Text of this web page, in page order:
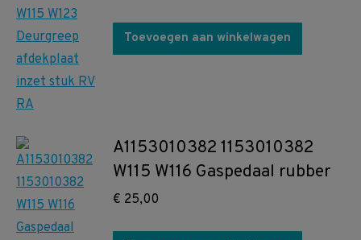
Toevoegen aan winkelwagen
A1153010382 1153010382
W115 W116 Gaspedaal rubber
€ 25,00